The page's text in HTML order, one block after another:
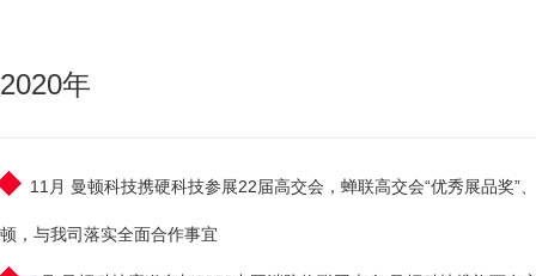
2020年
11月 曼顿科技携硬科技参展22届高交会，蝉联高交会“优秀展品奖
顿，与我司落实全面合作事宜